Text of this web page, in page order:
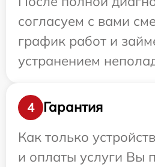
согласуем с вами
график работ и
устранением
4
Гарантия
Как только
и оплаты услуги Вы